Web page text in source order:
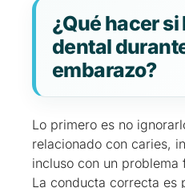
¿Qué hacer
dental
embarazo?
Lo primero es no
relacionado con caries,
incluso con un problema
La conducta correcta es